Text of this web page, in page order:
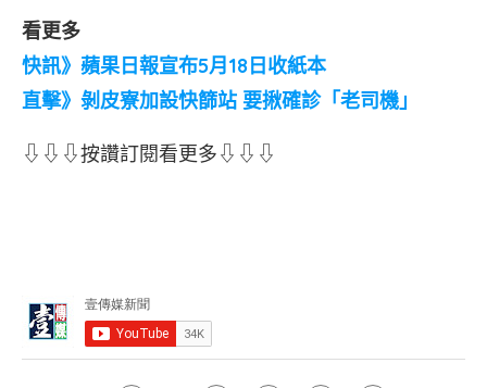
看更多
快訊》蘋果日報宣布5月18日收紙本
直擊》剝皮寮加設快篩站 要揪確診「老司機」
⇩⇩⇩按讚訂閱看更多⇩⇩⇩